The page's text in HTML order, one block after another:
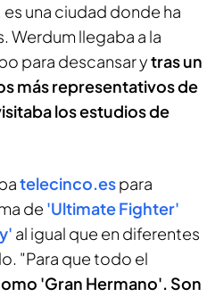
es una ciudad donde ha
Werdum llegaba a la
para descansar ytras un
más representativos de
los estudios de
telecinco.espara
de 'Ultimate Fighter'
al igual que en diferentes
"Para que todo el
'Gran Hermano'. Son